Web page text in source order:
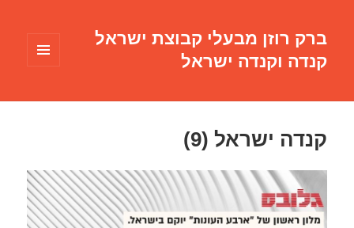
ברק רוזן מבעלי קבוצת ישראל
קנדה וקנדה ישראל
קנדה ישראל (9)